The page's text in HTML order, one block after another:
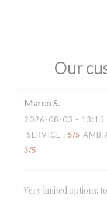
Our
Marco S
2026-08-03 - 13:15
SERVICE : 5/5
3/5
Very limited options: